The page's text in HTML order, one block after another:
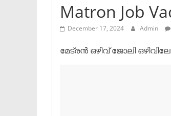
Matron Job
December 17, 2024 Admin
മേട്രൻ ഒഴിവ് ജോലി